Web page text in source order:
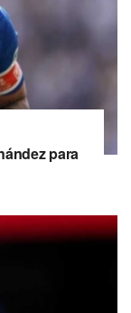
para